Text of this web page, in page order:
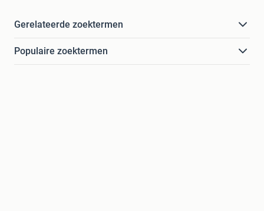
Gerelateerde zoektermen
Populaire zoektermen